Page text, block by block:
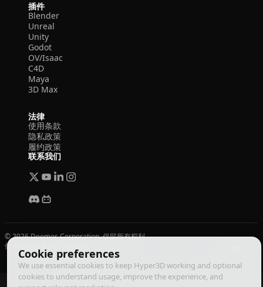
Cookie preferences
We use essential cookies to keep Hyper3D working and optional
cookies to understand usage, improve the experience, and
插件
Blender
Unreal
Unity
Godot
OV/Isaac
C4D
Maya
3D Max
法律
使用条款
隐私政策
履约政策
联系我们
© 2026 Deemos Corporation. 保留所有权利
使用条款